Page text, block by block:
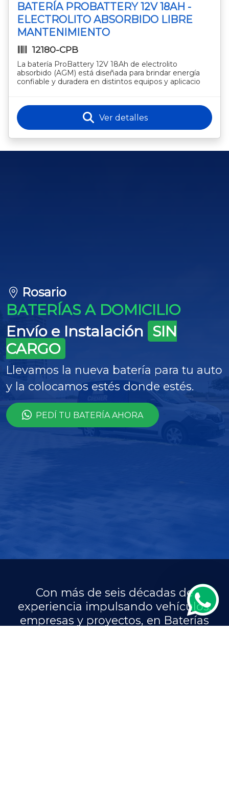
BATERÍA PROBATTERY 12V 18AH -
ELECTROLITO ABSORBIDO LIBRE
MANTENIMIENTO
12180-CPB
La batería ProBattery 12V 18Ah de electrolito
absorbido (AGM) está diseñada para brindar energía
confiable y duradera en distintos equipos y aplicacio
Ver detalles
Rosario
BATERÍAS A DOMICILIO
Envío e Instalación SIN
CARGO
Llevamos la nueva batería para tu auto
y la colocamos estés donde estés.
PEDÍ TU BATERÍA AHORA
Con más de seis décadas de
experiencia impulsando vehículos,
empresas y proyectos, en Baterías